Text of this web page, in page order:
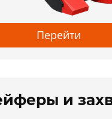
Перейти
и